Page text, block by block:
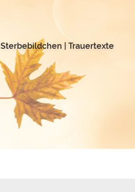
Sterbebildchen Trauertexte